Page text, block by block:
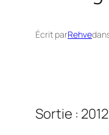
Écrit parRehve
Sortie :